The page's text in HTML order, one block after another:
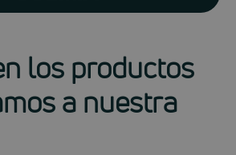
los productos
a nuestra